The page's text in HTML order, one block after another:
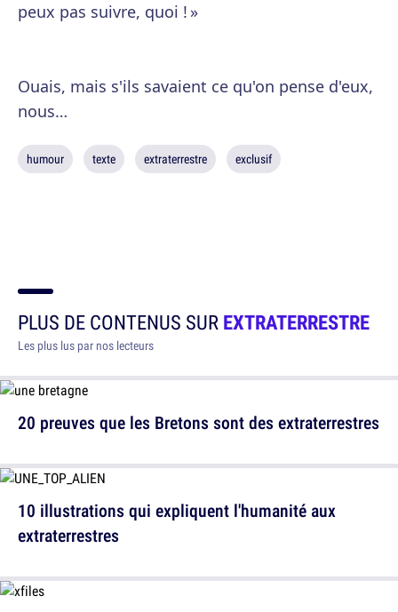
peux pas suivre, quoi ! »
Ouais, mais s'ils savaient ce qu'on pense d'eux,
nous…
humour texte extraterrestre exclusif
PLUS DE CONTENUS SUREXTRATERRESTRE
Les plus lus par nos lecteurs
20 preuves que les Bretons sont des extraterrestres
10 illustrations qui expliquent l'humanité aux
extraterrestres